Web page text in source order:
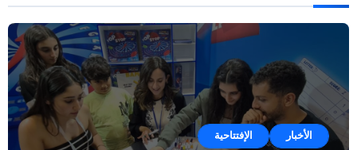
الأخبار الإفتتاحية